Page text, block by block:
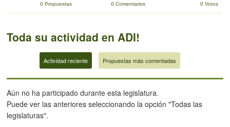
0 Propuestas 0 Comentarios 0 Votos
Toda su actividad en ADI!
Actividad reciente Propuestas más comentadas
Aún no ha participado durante esta legislatura.
Puede ver las anteriores seleccionando la opción "Todas las
legislaturas".